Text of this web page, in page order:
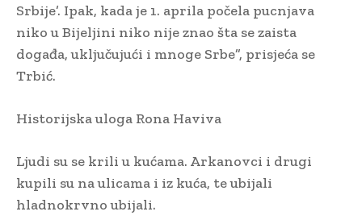
Srbije’. Ipak, kada je 1. aprila počela pucnjava
niko u Bijeljini niko nije znao šta se zaista
događa, uključujući i mnoge Srbe”, prisjeća se
Trbić.
Historijska uloga Rona Haviva
Ljudi su se krili u kućama. Arkanovci i drugi
kupili su na ulicama i iz kuća, te ubijali
hladnokrvno ubijali.